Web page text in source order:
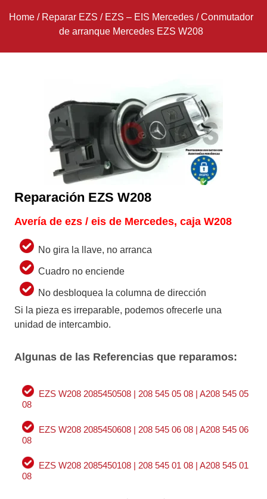
Home/ Reparar EZS / EZS – EIS Mercedes/Conmutador
de arranque Mercedes EZS W208
Reparación EZS W208
Avería de ezs / eis de Mercedes, caja W208
No gira la llave, no arranca
Cuadro no enciende
No desbloquea la columna de dirección
Si la pieza es irreparable, podemos ofrecerle una
unidad de intercambio.
Algunas de las Referencias que reparamos:
EZS W208 2085450508 | 208 545 05 08 | A208 545 05
08
EZS W208 2085450608 | 208 545 06 08 | A208 545 06
08
EZS W208 2085450108 | 208 545 01 08 | A208 545 01
08